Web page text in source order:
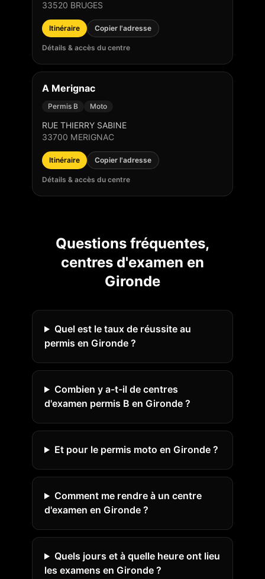
33520 BRUGES
Itinéraire Copier l'adresse
Détails & accès du centre
A Merignac
Permis B Moto
RUE THIERRY SABINE
33700 MERIGNAC
Itinéraire Copier l'adresse
Détails & accès du centre
Questions fréquentes,
centres d'examen en
Gironde
Quel est le taux de réussite au
permis en Gironde ?
Combien y a-t-il de centres
d'examen permis B en Gironde ?
Et pour le permis moto en Gironde ?
Comment me rendre à un centre
d'examen en Gironde ?
Quels jours et à quelle heure ont lieu
les examens en Gironde ?